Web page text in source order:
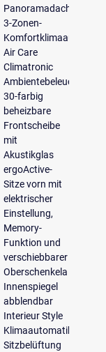
Panoramadach
3-Zonen-
Komfortklimaautomatik
Air Care
Climatronic
Ambientebeleuchtung
30-farbig
beheizbare
Frontscheibe
mit
Akustikglas
ergoActive-
Sitze vorn mit
elektrischer
Einstellung,
Memory-
Funktion und
verschiebbarer
Oberschenkela
Innenspiegel
abblendbar
Interieur Style
Klimaautomatik
Sitzbelüftung